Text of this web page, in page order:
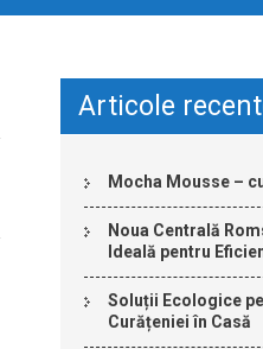
Articole
Mocha Mousse –
Noua Centrală
Ideală pentru
Soluții Ecologice
Curățeniei în Casă